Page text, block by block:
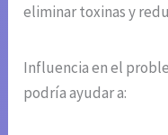
eliminar toxinas y
Influencia en el
podría ayudar a: